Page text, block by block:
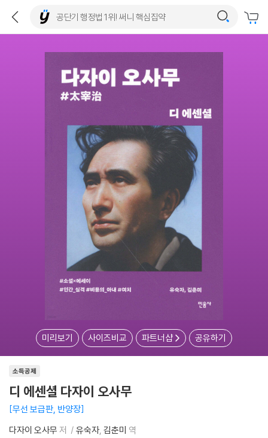
미리보기 사이즈비교 파트너샵 공유하기
소득공제
디 에센셜 다자이 오사무
무선 보급판, 반양장
다자이 오사무 저 유숙자 김춘미 역